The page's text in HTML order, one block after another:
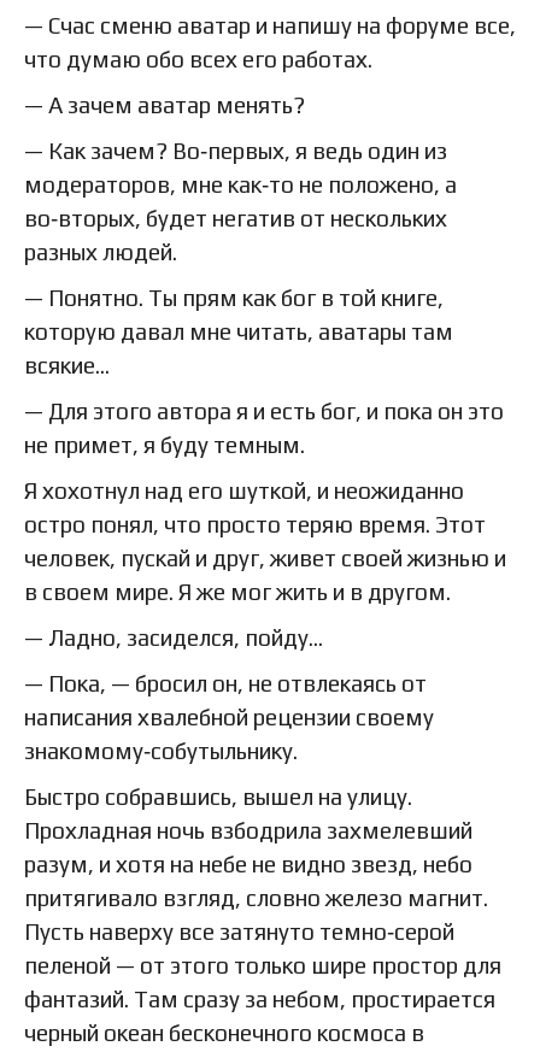
— Счас сменю аватар и напишу на форуме все,
что думаю обо всех его работах.
— А зачем аватар менять?
— Как зачем? Во‑первых, я ведь один из
модераторов, мне как‑то не положено, а
во‑вторых, будет негатив от нескольких
разных людей.
— Понятно. Ты прям как бог в той книге,
которую давал мне читать, аватары там
всякие…
— Для этого автора я и есть бог, и пока он это
не примет, я буду темным.
Я хохотнул над его шуткой, и неожиданно
остро понял, что просто теряю время. Этот
человек, пускай и друг, живет своей жизнью и
в своем мире. Я же мог жить и в другом.
— Ладно, засиделся, пойду…
— Пока, — бросил он, не отвлекаясь от
написания хвалебной рецензии своему
знакомому‑собутыльнику.
Быстро собравшись, вышел на улицу.
Прохладная ночь взбодрила захмелевший
разум, и хотя на небе не видно звезд, небо
притягивало взгляд, словно железо магнит.
Пусть наверху все затянуто темно‑серой
пеленой — от этого только шире простор для
фантазий. Там сразу за небом, простирается
черный океан бесконечного космоса в